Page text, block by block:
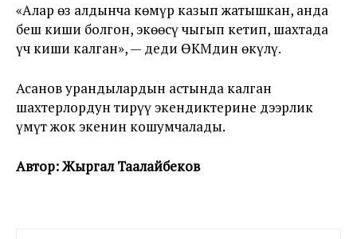
«Алар өз алдынча көмүр казып жатышкан, анда
беш киши болгон, экөөсү чыгып кетип, шахтада
үч киши калган», — деди ӨКМдин өкүлү.
Асанов урандылардын астында калган
шахтерлордун тирүү экендиктерине дээрлик
үмүт жок экенин кошумчалады.
Автор: Жыргал Таалайбеков